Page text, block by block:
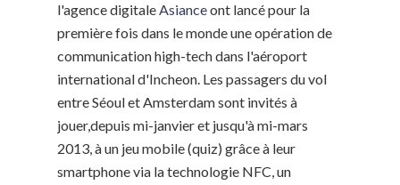
l'agence digitaleAsianceont lancé pour la
première fois dans le monde une opération de
communication high-tech dans l'aéroport
international d'Incheon. Les passagers du vol
entre Séoul et Amsterdam sont invités à
jouer,depuis mi-janvier et jusqu'à mi-mars
2013, à un jeu mobile (quiz) grâce à leur
smartphone via la technologie NFC, un